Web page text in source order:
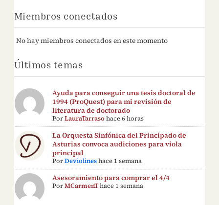
Miembros conectados
No hay miembros conectados en este momento
Últimos temas
Ayuda para conseguir una tesis doctoral de
1994 (ProQuest) para mi revisión de
literatura de doctorado
PorLauraTarraso hace 6 horas
La Orquesta Sinfónica del Principado de
Asturias convoca audiciones para viola
principal
PorDeviolines hace 1 semana
Asesoramiento para comprar el 4/4
PorMCarmenThace 1 semana